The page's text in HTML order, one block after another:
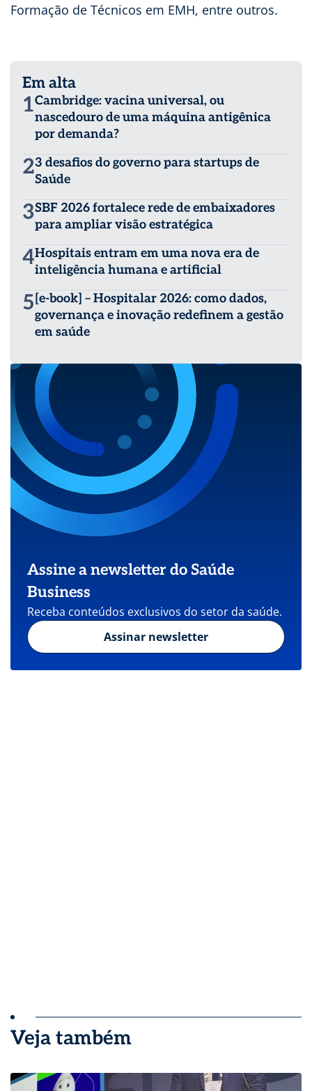
Formação de Técnicos em EMH, entre outros.
Em alta
1Cambridge: vacina universal, ou
nascedouro de uma máquina antigênica
por demanda?
23 desafios do governo para startups de
Saúde
3SBF 2026 fortalece rede de embaixadores
para ampliar visão estratégica
4Hospitais entram em uma nova era de
inteligência humana e artificial
5 [e-book] – Hospitalar 2026: como dados,
governança e inovação redefinem a gestão
em saúde
Assine a newsletter do Saúde
Business
Receba conteúdos exclusivos do setor da saúde.
Assinar newsletter
Veja também